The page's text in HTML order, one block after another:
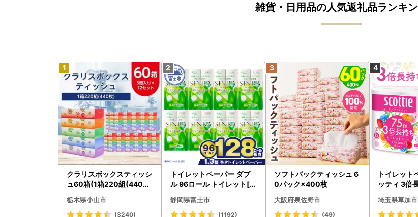
雑貨・日用品の人気返礼品ランキ
クラリスボックスティッシ
ュ60箱(1箱220組(440枚)
送不可地域：離島・沖縄県
】【1256759】
栃木県小山市
(3240)
トイレットペーパー ダブ
ル 96ロール トイレット[sf
静岡県富士市
(1192)
ソフトパックティッシュ 6
0パック×400枚
大阪府泉佐野市
(49)
トイレット
ッティ 3倍
埼玉県草加市